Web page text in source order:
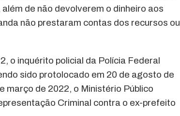
de não devolverem o dinheiro aos
não prestaram contas dos recursos ou
o inquérito policial da Polícia Federal
sido protolocado em 20 de agosto de
março de 2022, o Ministério Público
Criminal contra o ex-prefeito